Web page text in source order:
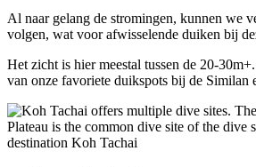
Al naar gelang de stromingen, kunnen we
volgen, wat voor afwisselende duiken bij
Het zicht is hier meestal tussen de 20-
van onze favoriete duikspots bij de Similan